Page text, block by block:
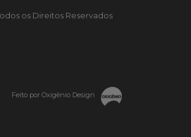
os Direitos Reservados
Feito por Oxigênio Design